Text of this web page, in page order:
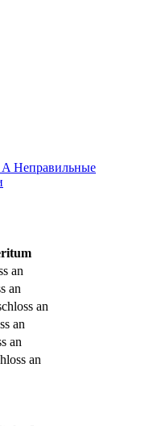
Неправильные
an
an
an
an
an
an